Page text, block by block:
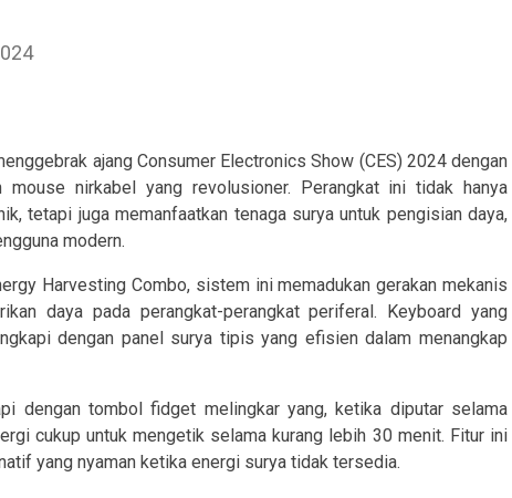
ajang Consumer Electronics Show (CES) 2024 dengan
mouse nirkabel yang revolusioner. Perangkat ini tidak hanya
tetapi juga memanfaatkan tenaga surya untuk pengisian daya,
modern.
Harvesting Combo, sistem ini memadukan gerakan mekanis
daya pada perangkat-perangkat periferal. Keyboard yang
dengan panel surya tipis yang efisien dalam menangkap
dengan tombol fidget melingkar yang, ketika diputar selama
cukup untuk mengetik selama kurang lebih 30 menit. Fitur ini
yang nyaman ketika energi surya tidak tersedia.